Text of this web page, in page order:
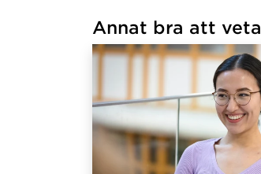
hämtat länkar.Annat bra att veta